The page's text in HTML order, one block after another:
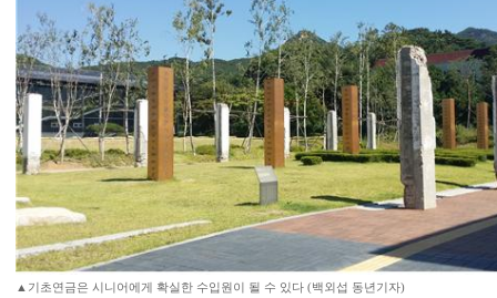
▲기초연금은 시니어에게 확실한 수입원이 될 수 있다 (백외섭 동년기자)